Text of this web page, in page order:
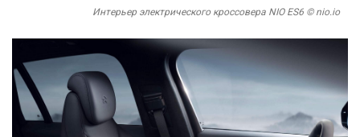
Интерьер электрического кроссовера NIO ES6 © nio.io